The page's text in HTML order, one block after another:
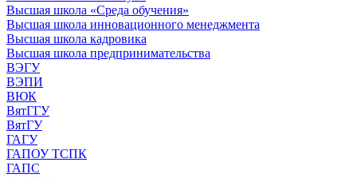
Высшая школа «Среда обучения»
Высшая школа инновационного менеджмента
Высшая школа кадровика
Высшая школа предпринимательства
ВЭГУ
ВЭПИ
ВЮК
ВятГГУ
ВятГУ
ГАГУ
ГАПОУ ТСПК
ГАПС